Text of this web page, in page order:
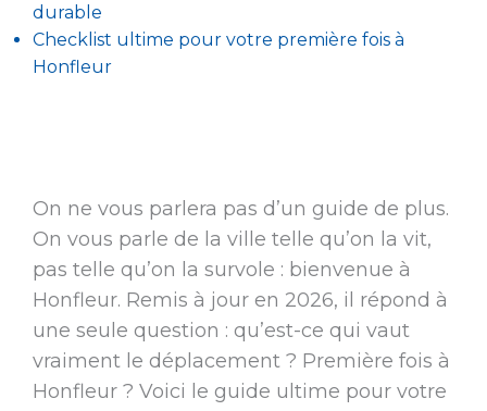
durable
Checklist ultime pour votre première fois à
Honfleur
On ne vous parlera pas d’un guide de plus.
On vous parle de la ville telle qu’on la vit,
pas telle qu’on la survole : bienvenue à
Honfleur. Remis à jour en 2026, il répond à
une seule question : qu’est-ce qui vaut
vraiment le déplacement ? Première fois à
Honfleur ? Voici le guide ultime pour votre